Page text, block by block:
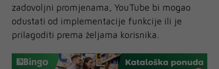
zadovoljni promjenama, YouTube bi mogao
odustati od implementacije funkcije ili je
prilagoditi prema željama korisnika.